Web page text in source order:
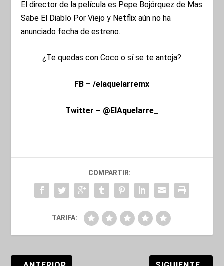
El director de la película es Pepe Bojórquez de Mas
Sabe El Diablo Por Viejo y Netflix aún no ha
anunciado fecha de estreno.
¿Te quedas con Coco o sí se te antoja?
FB – /elaquelarremx
Twitter – @ElAquelarre_
COMPARTIR:
TARIFA: